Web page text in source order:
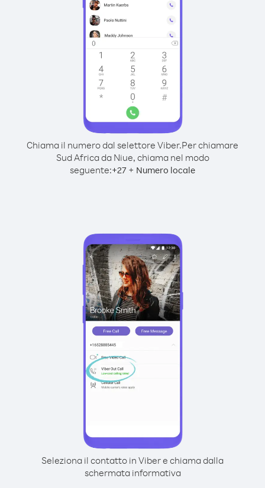
Chiama il numero dal selettore Viber.Per chiamare
Sud Africa da Niue, chiama nel modo
seguente:+27 + Numero locale
Seleziona il contatto in Viber e chiama dalla
schermata informativa